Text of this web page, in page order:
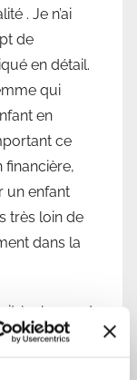
. Je n’ai
de
en détail.
qui
en
ce
financière,
un enfant
très loin de
dans la
à 1 heure de
s’y